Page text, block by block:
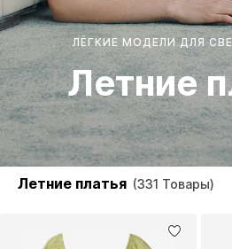
ЛЁГКИЕ МОДЕЛИ ДЛЯ
Летние
Летние платья (331 Товары)